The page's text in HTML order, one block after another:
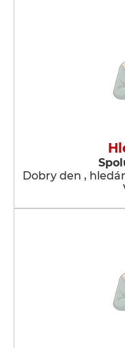
Dobry den ,